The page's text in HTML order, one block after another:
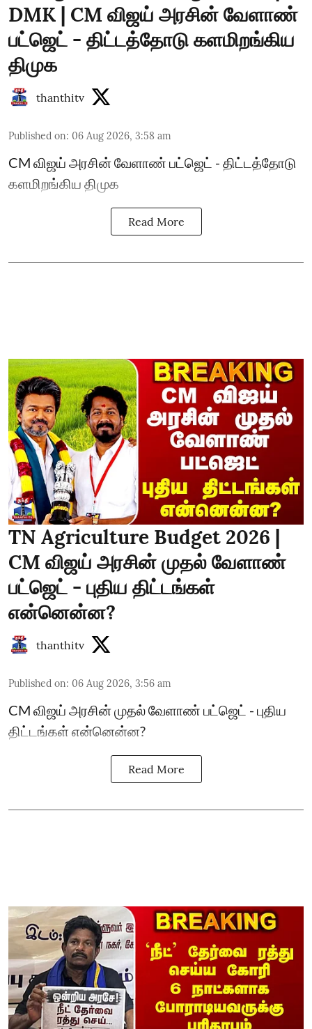
DMK | CM விஜய் அரசின் வேளாண்
பட்ஜெட் - திட்டத்தோடு களமிறங்கிய
திமுக
thanthitv
Published on: 06 Aug 2026, 3:58 am
CM விஜய் அரசின் வேளாண் பட்ஜெட் - திட்டத்தோடு
களமிறங்கிய திமுக
Read More
TN Agriculture Budget 2026 |
CM விஜய் அரசின் முதல் வேளாண்
பட்ஜெட் - புதிய திட்டங்கள்
என்னென்ன?
thanthitv
Published on: 06 Aug 2026, 3:56 am
CM விஜய் அரசின் முதல் வேளாண் பட்ஜெட் - புதிய
திட்டங்கள் என்னென்ன?
Read More